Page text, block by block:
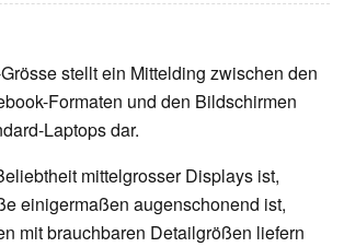
stellt ein Mittelding zwischen den
Formaten und den Bildschirmen
Laptops dar.
mittelgrosser Displays ist,
einigermaßen augenschonend ist,
mit brauchbaren Detailgrößen liefern